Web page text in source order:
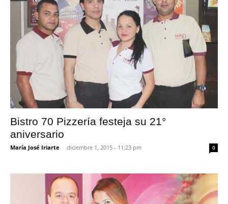
Bistro 70 Pizzería festeja su 21°
aniversario
María José Iriarte - diciembre 1, 2015 - 11:23 pm 0